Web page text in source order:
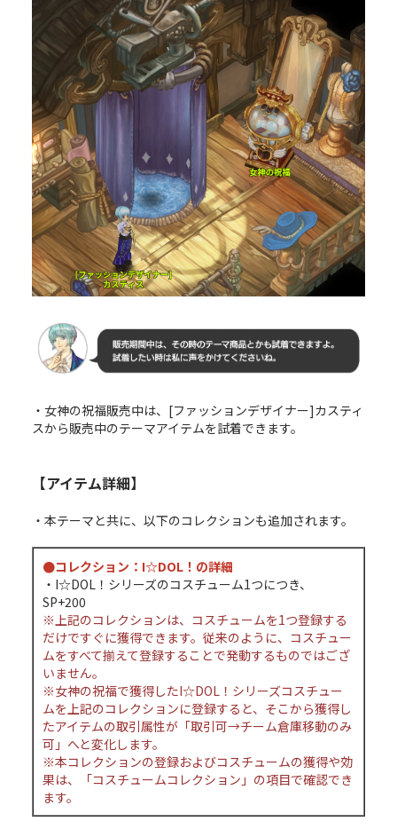
・女神の祝福販売中は、[ファッションデザイナー]カスティ
スから販売中のテーマアイテムを試着できます。
【アイテム詳細】
・本テーマと共に、以下のコレクションも追加されます。
●コレクション：I☆DOL！の詳細
・I☆DOL！シリーズのコスチューム1つにつき、
SP+200
※上記のコレクションは、コスチュームを1つ登録する
だけですぐに獲得できます。従来のように、コスチュー
ムをすべて揃えて登録することで発動するものではござ
いません。
※女神の祝福で獲得したI☆DOL！シリーズコスチュー
ムを上記のコレクションに登録すると、そこから獲得し
たアイテムの取引属性が「取引可→チーム倉庫移動のみ
可」へと変化します。
※本コレクションの登録およびコスチュームの獲得や効
果は、「コスチュームコレクション」の項目で確認でき
ます。